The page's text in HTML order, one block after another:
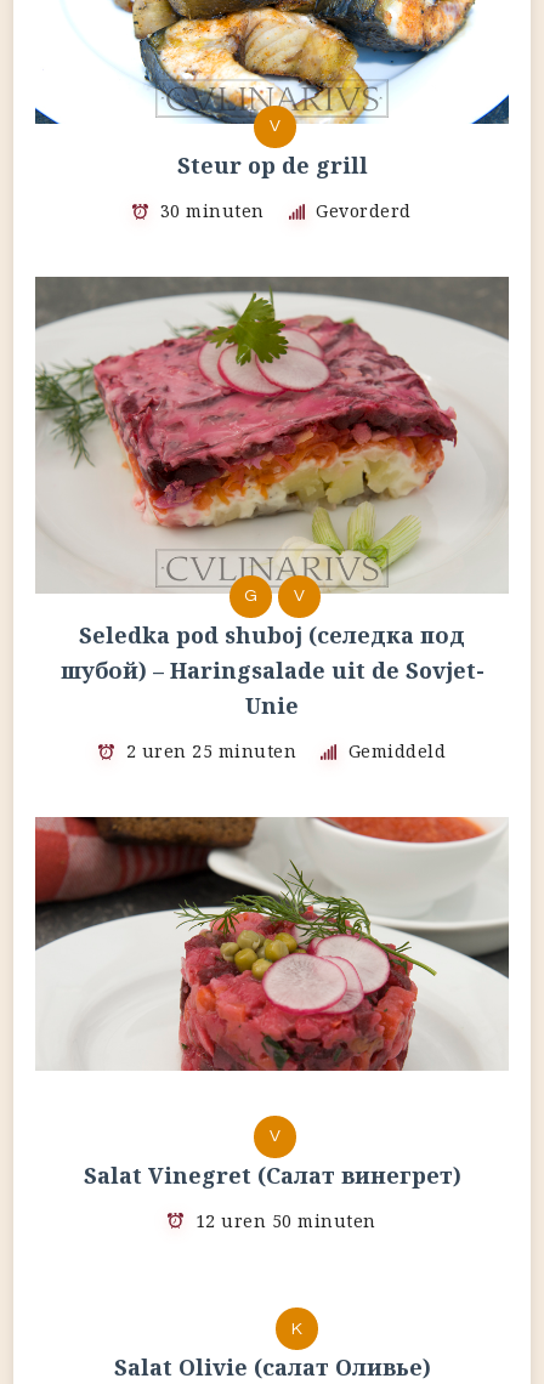
V
Steur op de grill
30 minuten Gevorderd
G V
Seledka pod shuboj (селедка под
шубой) – Haringsalade uit de Sovjet-
Unie
2 uren 25 minuten Gemiddeld
V
Salat Vinegret (Салат винегрет)
12 uren 50 minuten
K
Salat Olivie (салат Оливье)